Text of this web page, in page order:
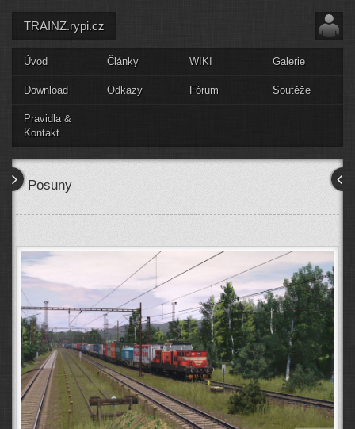
TRAINZ.rypi.cz
Úvod Články WIKI Galerie
Download Odkazy Fórum Soutěže
Pravidla &
Kontakt
Posuny